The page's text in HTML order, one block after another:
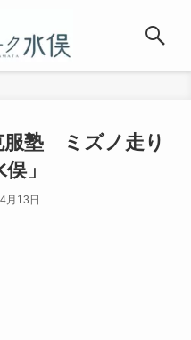
服塾 ミズノ走り
」
月13日